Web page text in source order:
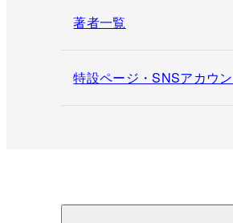
著者一覧
特設ページ・SNSアカウ